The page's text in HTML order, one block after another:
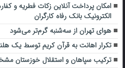
امکان پرداخت آنلاین زکات فطریه و
الکترونیک بانک رفاه کارگران
هوای تهران از سه‌شنبه گرم‌تر می‌شود
تکرار اهانت به قرآن کریم توسط یک
ترکیب سپاهان و استقلال خوزستان